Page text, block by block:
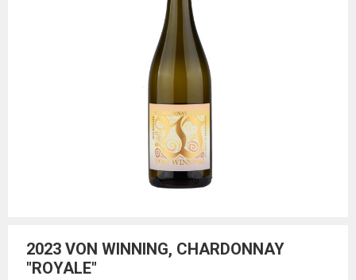
2023 VON WINNING, CHARDONNAY
"ROYALE"